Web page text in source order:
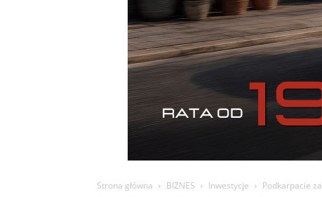
Strona główna BIZNES Inwestycje Podkarpacie